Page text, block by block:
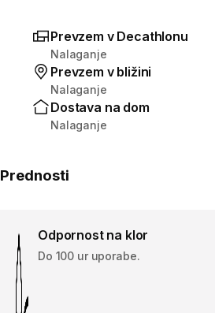
Prevzem v Decathlonu
Nalaganje
Prevzem v bližini
Nalaganje
Dostava na dom
Nalaganje
Prednosti
Odpornost na klor
Do 100 ur uporabe.